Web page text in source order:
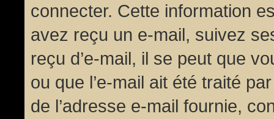
connecter. Cette information
avez reçu un e-mail, suivez
reçu d’e-mail, il se peut que
ou que l’e-mail ait été traité
de l’adresse e-mail fournie,